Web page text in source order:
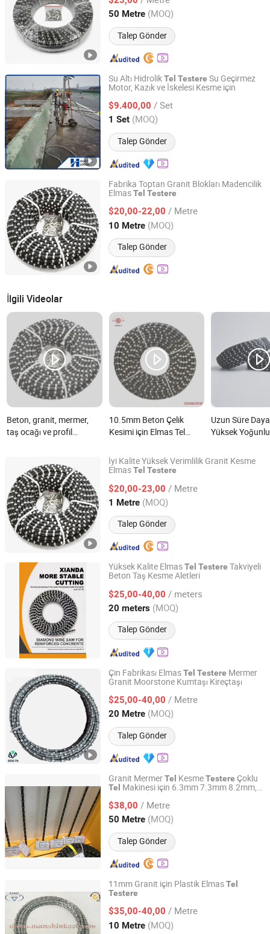
50 Metre (MOQ)
Talep Gönder
Fujian, China Fiyat 2019
Su Altı HidrolikTel Testere Su Geçirmez
Motor, Kazık ve İskelesi Kesme için
$9.400,00 / Set
1 Set (MOQ)
Talep Gönder
Shijiazhuang Huatao Import and Export Trade Co., Ltd.
Hebei, China Fiyat 2020
Fabrika Toptan Granit Blokları Madencilik
ElmasTel Testere
$20,00-22,00 / Metre
10 Metre (MOQ)
Talep Gönder
Jiangxi Xinguang Diamond Tools Co., Ltd.
Jiangxi, China Fiyat 2014
İlgili Videolar
Beton, granit, mermer,
taş ocağı ve profil
testeresi nedir?
10.5mm Beton Çelik
Kesimi için Elmas Tel
Uzun Süre
Yüksek
ile Beton
İyi Kalite Yüksek Verimlilik Granit Kesme
ElmasTel Testere
$20,00-23,00 / Metre
1 Metre (MOQ)
Talep Gönder
Jiangxi Xinguang Diamond Tools Co., Ltd.
Jiangxi, China Fiyat 2014
Yüksek Kalite ElmasTel Testere Takviyeli
Beton Taş Kesme Aletleri
$25,00-40,00 / meters
20 meters (MOQ)
Talep Gönder
Fujian Xianda Machinery Co., Ltd.
Fujian, China Fiyat 2017
Çin Fabrikası ElmasTel Testere Mermer
Granit Moorstone Kumtaşı Kireçtaşı
$25,00-40,00 / Metre
20 Metre (MOQ)
Talep Gönder
FUJIAN BEGITA AUTOMATION TECHNOLOGY CO., LTD.
Fiyat 2025
Granit MermerTel KesmeTestere Çoklu
Tel Makinesi için 6.3mm 7.3mm 8.2mm,
$38,00 / Metre
50 Metre (MOQ)
Talep Gönder
Quanzhou Best Diamond Tools Co., Ltd.
Fujian, China Fiyat 2017
11mm Granit için Plastik ElmasTel
Testere
$35,00-40,00 / Metre
10 Metre (MOQ)
QUANZHOU ZHUOSHI SUPERHARD TOOL CO., LTD.
Fujian, China Fiyat 2014